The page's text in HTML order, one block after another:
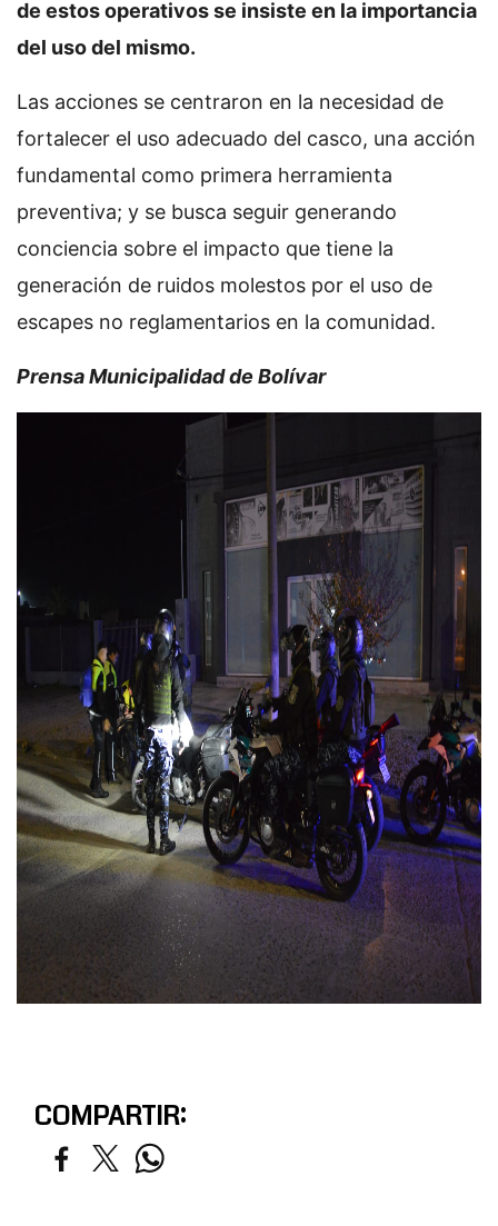
de estos operativos se insiste en la importancia
del uso del mismo.
Las acciones se centraron en la necesidad de
fortalecer el uso adecuado del casco, una acción
fundamental como primera herramienta
preventiva; y se busca seguir generando
conciencia sobre el impacto que tiene la
generación de ruidos molestos por el uso de
escapes no reglamentarios en la comunidad.
Prensa Municipalidad de Bolívar
COMPARTIR: